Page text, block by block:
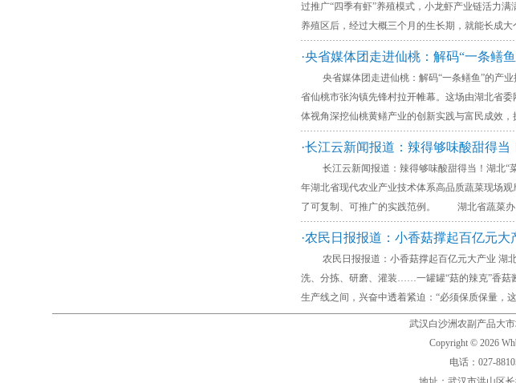
过推广“四季有虾”养殖模式，小龙虾产业链活力
养殖区后，经过大概三个月的生长期，就能长成
·央省媒体团走进仙桃：解码“一条鳝
央省媒体团走进仙桃：解码“一条鳝鱼”的产业
省仙桃市张沟镇先锋村拉开帷幕。这场由湖北省
体视角深挖仙桃黄鳝产业的创新实践与富民成效
·长江云新闻报道：辣得够味酸甜得
长江云新闻报道：辣得够味酸甜得当！湖北“
年湖北省现代农业产业技术体系高品质蔬菜现场
了可复制、可推广的实践范例。 湖北省蔬菜办
·农民日报报道：小香菇撑起百亿元
农民日报报道：小香菇撑起百亿元大产业 湖北
洗、分拣、研磨、灌装……一罐罐“菇的辣克”香菇
生产线之间，兴奋中透着紧迫：“必须保质保量，
武汉白沙洲农副产品
Copyright © 2026
电话：027-